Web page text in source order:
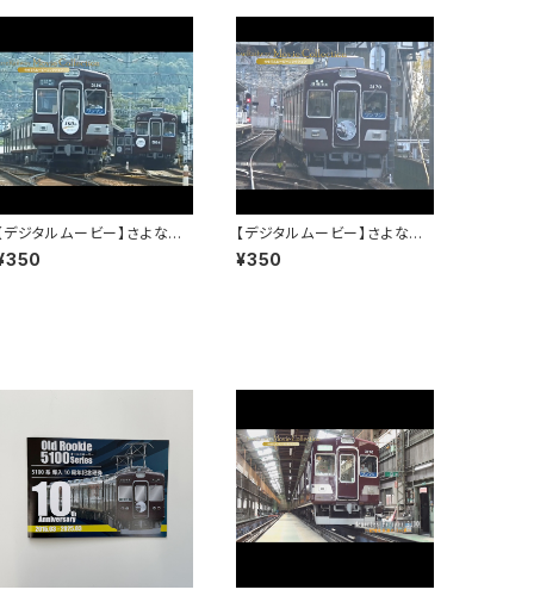
【デジタルムービー】さよなら3
系～僕は君を忘れない～
3
【デジタルムービー】さよなら3
100系～僕は君を忘れない～
PART-4
¥350